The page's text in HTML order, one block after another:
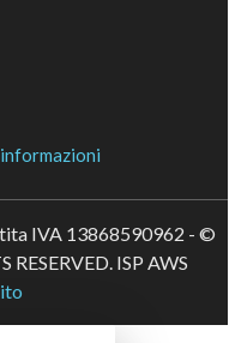
IVA 13868590962 - ©
ISP AWS